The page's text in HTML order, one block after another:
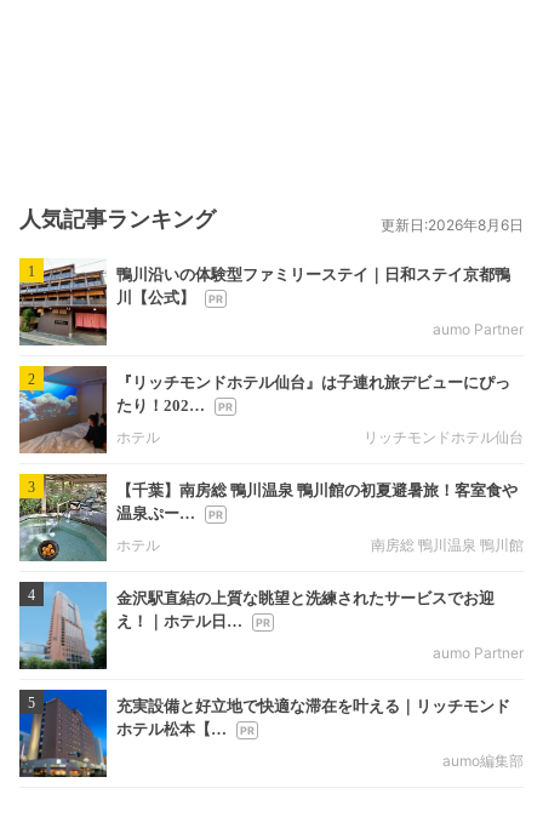
人気記事ランキング 更新日:2026年8月6日
1
鴨川沿いの体験型ファミリーステイ｜日和ステイ京都鴨
川【公式】
aumo Partner
2
『リッチモンドホテル仙台』は子連れ旅デビューにぴっ
たり！202…
ホテル
リッチモンドホテル仙台
3
【千葉】南房総 鴨川温泉 鴨川館の初夏避暑旅！客室食や
温泉ぷー…
ホテル
南房総 鴨川温泉 鴨川館
4
金沢駅直結の上質な眺望と洗練されたサービスでお迎
え！｜ホテル日…
aumo Partner
5
充実設備と好立地で快適な滞在を叶える｜リッチモンド
ホテル松本【…
aumo編集部